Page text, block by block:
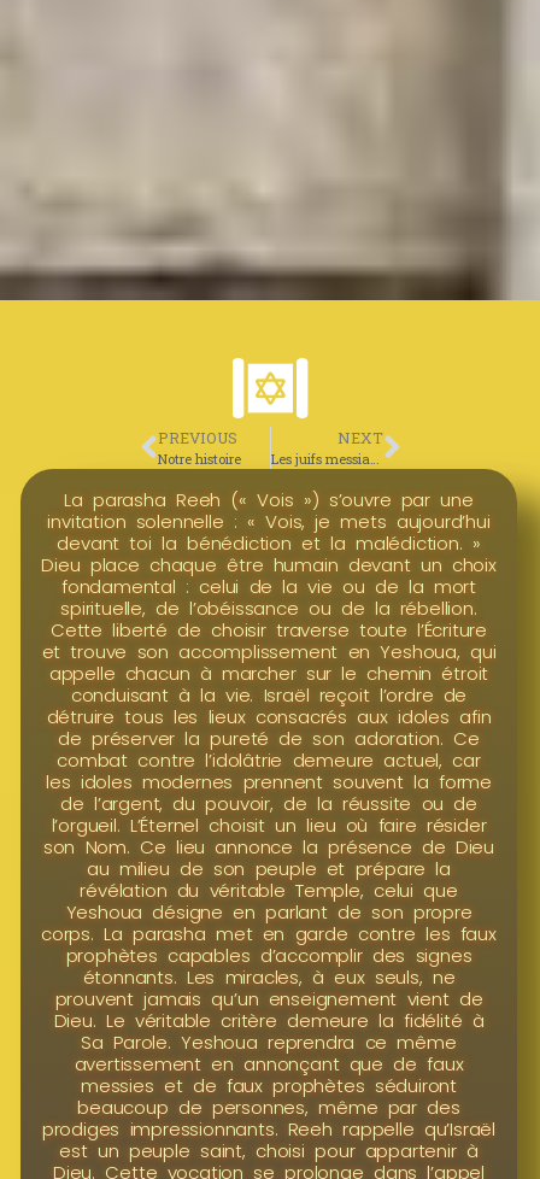
La parasha Reeh (« Vois ») s’ouvre par une
invitation solennelle : « Vois, je mets aujourd’hui
devant toi la bénédiction et la malédiction. »
Dieu place chaque être humain devant un choix
fondamental : celui de la vie ou de la mort
spirituelle, de l’obéissance ou de la rébellion.
Cette liberté de choisir traverse toute l’Écriture
et trouve son accomplissement en Yeshoua, qui
appelle chacun à marcher sur le chemin étroit
conduisant à la vie. Israël reçoit l’ordre de
détruire tous les lieux consacrés aux idoles afin
de préserver la pureté de son adoration. Ce
combat contre l’idolâtrie demeure actuel, car
les idoles modernes prennent souvent la forme
de l’argent, du pouvoir, de la réussite ou de
l’orgueil. L’Éternel choisit un lieu où faire résider
son Nom. Ce lieu annonce la présence de Dieu
au milieu de son peuple et prépare la
révélation du véritable Temple, celui que
Yeshoua désigne en parlant de son propre
corps. La parasha met en garde contre les faux
prophètes capables d’accomplir des signes
étonnants. Les miracles, à eux seuls, ne
prouvent jamais qu’un enseignement vient de
Dieu. Le véritable critère demeure la fidélité à
Sa Parole. Yeshoua reprendra ce même
avertissement en annonçant que de faux
messies et de faux prophètes séduiront
beaucoup de personnes, même par des
prodiges impressionnants. Reeh rappelle qu’Israël
est un peuple saint, choisi pour appartenir à
Dieu. Cette vocation se prolonge dans l’appel
PREVIOUS
Notre histoire
NEXT
Les juifs messianiques